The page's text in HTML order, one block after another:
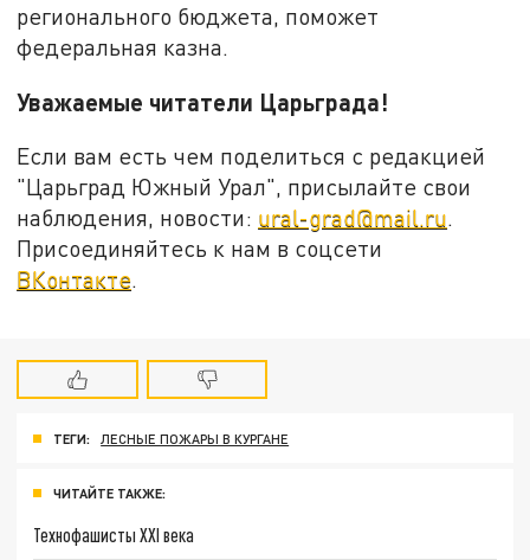
регионального бюджета, поможет
федеральная казна.
Уважаемые читатели Царьграда!
Если вам есть чем поделиться с редакцией
"Царьград Южный Урал", присылайте свои
наблюдения, новости: ural-grad@mail.ru.
Присоединяйтесь к нам в соцсети
ВКонтакте.
ТЕГИ: ЛЕСНЫЕ ПОЖАРЫ В КУРГАНЕ
ЧИТАЙТЕ ТАКЖЕ:
Технофашисты XXI века